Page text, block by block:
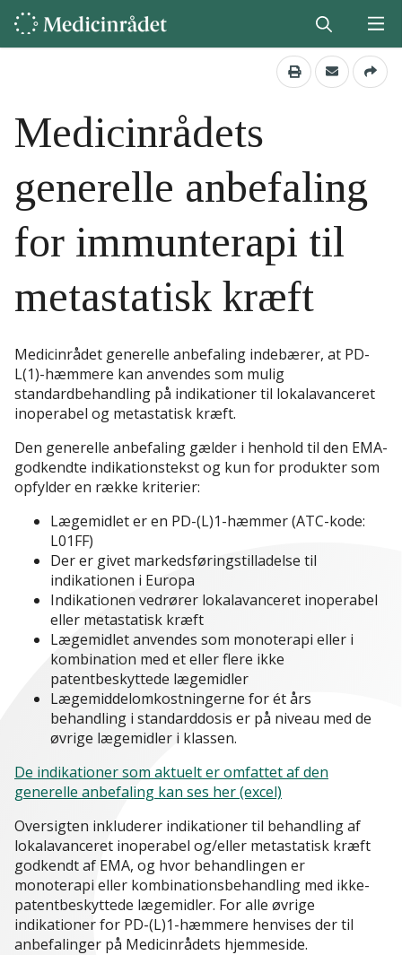
Medicinrådets
generelle anbefaling
for immunterapi til
metastatisk kræft
Medicinrådet generelle anbefaling indebærer, at PD-
L(1)-hæmmere kan anvendes som mulig
standardbehandling på indikationer til lokalavanceret
inoperabel og metastatisk kræft.
Den generelle anbefaling gælder i henhold til den EMA-
godkendte indikationstekst og kun for produkter som
opfylder en række kriterier:
Lægemidlet er en PD-(L)1-hæmmer (ATC-kode:
L01FF)
Der er givet markedsføringstilladelse til
indikationen i Europa
Indikationen vedrører lokalavanceret inoperabel
eller metastatisk kræft
Lægemidlet anvendes som monoterapi eller i
kombination med et eller flere ikke
patentbeskyttede lægemidler
Lægemiddelomkostningerne for ét års
behandling i standarddosis er på niveau med de
øvrige lægemidler i klassen.
De indikationer som aktuelt er omfattet af den
generelle anbefaling kan ses her (excel)
Oversigten inkluderer indikationer til behandling af
lokalavanceret inoperabel og/eller metastatisk kræft
godkendt af EMA, og hvor behandlingen er
monoterapi eller kombinationsbehandling med ikke-
patentbeskyttede lægemidler. For alle øvrige
indikationer for PD-(L)1-hæmmere henvises der til
anbefalinger på Medicinrådets hjemmeside.